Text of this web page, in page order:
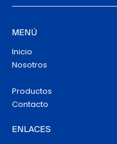
MENÚ
Inicio
Nosotros
Productos
Contacto
ENLACES